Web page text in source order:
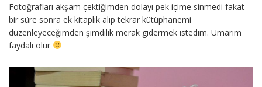
Fotoğrafları akşam çektiğimden dolayı pek içime sinmedi fakat
bir süre sonra ek kitaplık alıp tekrar kütüphanemi
düzenleyeceğimden şimdilik merak gidermek istedim. Umarım
faydalı olur